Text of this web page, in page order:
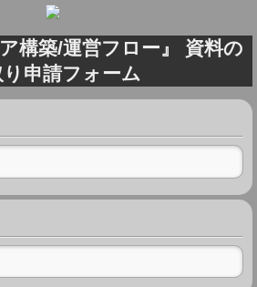
構築/運営フロー』 資料の
り申請フォーム